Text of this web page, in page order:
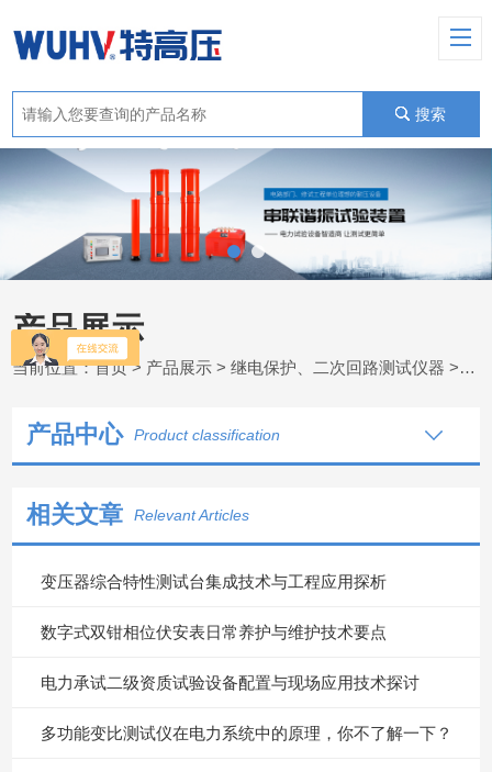
搜索
产品展示
当前位置：首页> 产品展示 >继电保护、二次回路测试仪器 > 数
产品中心 Product classification
相关文章 Relevant Articles
变压器综合特性测试台集成技术与工程应用探析
数字式双钳相位伏安表日常养护与维护技术要点
电力承试二级资质试验设备配置与现场应用技术探讨
多功能变比测试仪在电力系统中的原理，你不了解一下？